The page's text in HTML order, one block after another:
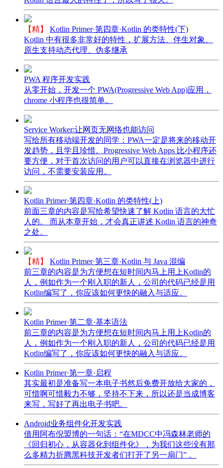
【精】
Kotlin Primer·第四章·Kotlin 的类特性(下)
Kotlin 中有很多非常好的特性，扩展方法、伴生对象、
原生支持动态代理、伪多继承
PWA 程序开发实践
从零开始，开发一个 PWA(Progressive Web App)应用，
chrome 小程序也很简单。
Service Worker:让网页无网络也能访问
写给所有移动端开发的同学：PWA一定是将来的移动开
发趋势，且学且珍惜。Progressive Web Apps 比小程序还
要方便，对于首次访问的用户可以直接在浏览器中进行
访问，不需要安装应用。
Kotlin Primer·第四章·Kotlin 的类特性(上)
前面三章的内容是写给希望快速了解 Kotlin 语言的大忙
人的。 而从本章开始，才会真正讲述 Kotlin 语言的神奇
之处。
【精】
Kotlin Primer·第三章·Kotlin 与 Java 混编
前三章的内容是为方便想在短时间内马上用上Kotlin的
人，例如作为一个刚入职的新人，公司的代码已经是用
Kotlin编写了，你应该如何更快的融入与适应。
Kotlin Primer·第二章·基本语法
前三章的内容是为方便想在短时间内马上用上Kotlin的
人，例如作为一个刚入职的新人，公司的代码已经是用
Kotlin编写了，你应该如何更快的融入与适应。
Kotlin Primer·第一章·启程
其实最初是准备写一本电子书然后免费开放给大家的，
可惜啊可惜毅力不够，坚持不下来，所以还是当成博客
来写，写好了再出电子书吧。
Android业务组件化开发实践
借用阿布倪盟博的一句话：“在MDCC中冯森林老师的
《回归初心，从容器化到组件化》，为我们这些没有那
么多精力折腾黑科技开发者们打开了另一扇门” 。